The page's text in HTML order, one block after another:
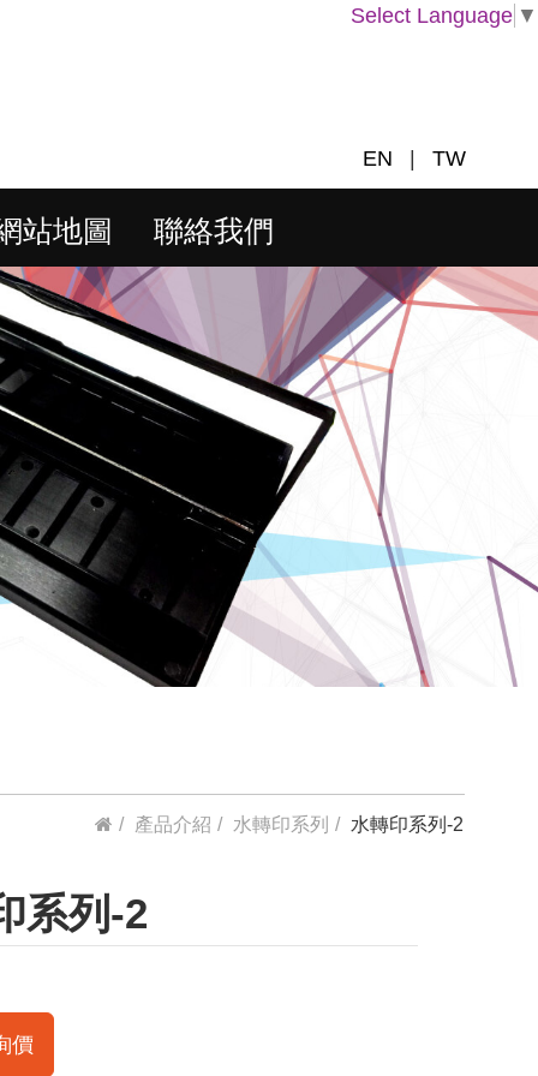
Select Language ▼
EN TW
站地圖 聯絡我們
產品介紹 水轉印系列 水轉印系列-2
系列-2
價